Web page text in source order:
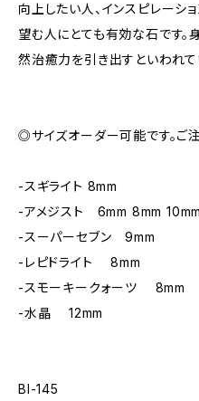
向上したい人、インスピレーシ
望む人にとても有効な石です。
然治癒力を引き出すといわれて
◎サイズオーダー可能です。ご
-スギライト 8mm
-アメジスト 6mm 8mm 10mm
-スーパーセブン 9mm
-レピドライト 8mm
-スモーキークォーツ 8mm
-水晶 12mm
Bl-145